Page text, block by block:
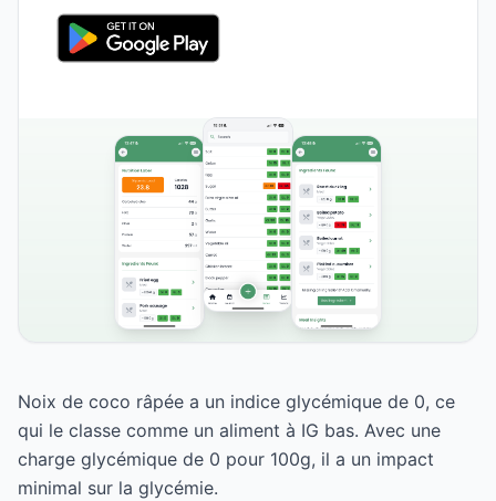
Noix de coco râpée a un indice glycémique de 0, ce
qui le classe comme un aliment à IG bas. Avec une
charge glycémique de 0 pour 100g, il a un impact
minimal sur la glycémie.